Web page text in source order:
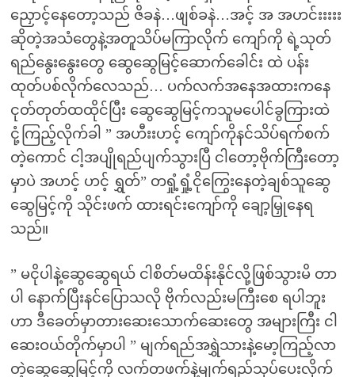
ညှောင့်နေတော့သည် ဇိခနဲ…ဖျစ်ခနဲ…အင့် အ အဟင်းးးးး
ဆိုတဲ့အသံတွေနဲ့အတူသိပ်မကြာလိုက် ကျော်ကို ရဲ့သုတ်
ရည်နွေးနွေးတွေ ဆွေဆွေမြင့်ဆောက်ခေါင်း ထဲ ပန်း
ထုတ်ပစ်လိုက်လေသည်… ပက်လက်အနေအထားကနေ
ငုတ်တုတ်ထထိုင်ပြီး ဆွေဆွေမြင့်ကသူမပေါင်ခွကြားထဲ
ငုံ့ကြည့်လိုက်ခါ ” အဟီးးဟင့် ကျော်ကိုနင်သိပ်ရက်စက်
တဲ့ကောင် ငါ့အပျိုရည်ပျက်သွားပြီ ငါတော့ဗိုက်ကြီးတော့
မှာပဲ အဟင့် ဟင့် ရွှတ်” တရှုံ့ရှုံ့ငိုကြွေးနေတဲ့ချစ်သူဆွေ
ဆွေမြင့်ကို သိုင်းဖက် ထားရင်းကျော်ကို ချော့မြှုနေရ
သည်။
” မငိုပါနဲ့ဆွေဆွေရယ် ငါစိတ်မထိန်းနိုင်လို့ဖြစ်သွားမိ တာ
ပါ နောက်ပြီးနင်ပြောသလို ဗိုက်လည်းမကြီးစေ ရပါဘူး
ဟာ ဒီခေတ်မှာတားဆေးသောက်ဆေးတွေ အများကြီး ငါ
ဆေးဝယ်တိုက်မှာပါ ” မျက်ရည်အရွှဲသားနဲ့မော့ကြည့်လာ
တဲ့ဆွေဆွေမြင့်ကို လက်တဖက်နဲ့မျက်ရည်သုပ်ပေးလိုက်